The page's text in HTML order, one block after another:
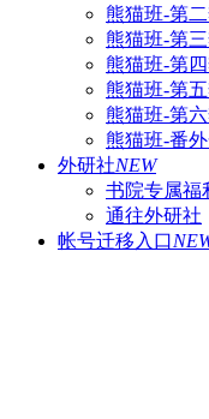
熊猫班-第
熊猫班-第
熊猫班-第
熊猫班-第
熊猫班-第
熊猫班-番
外研社NEW
书院专属福
通往外研社
帐号迁移入口